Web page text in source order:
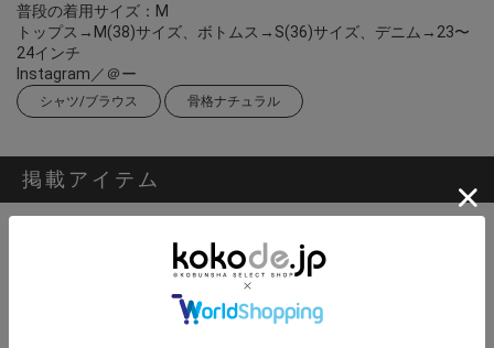
普段の着用サイズ：M
トップス→M(38)サイズ、ボトムス→S(36)サイズ、デニム→23〜
24インチ
Instagram／＠ー
シャツ/ブラウス 骨格ナチュラル
掲載アイテム